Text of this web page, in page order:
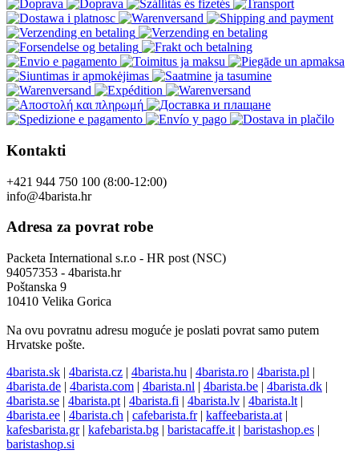
Kontakti
+421 944 750 100 (8:00-12:00)
info@4barista.hr
Adresa za povrat robe
Packeta International s.r.o - HR post (NSC)
94057353 - 4barista.hr
Poštanska 9
10410 Velika Gorica
Na ovu povratnu adresu moguće je poslati povrat samo putem
Hrvatske pošte.
4barista.sk | 4barista.cz | 4barista.hu | 4barista.ro | 4barista.pl |
4barista.de | 4barista.com | 4barista.nl | 4barista.be | 4barista.dk |
4barista.se | 4barista.pt | 4barista.fi | 4barista.lv | 4barista.lt |
4barista.ee | 4barista.ch | cafebarista.fr| kaffeebarista.at |
kafesbarista.gr| kafebarista.bg | baristacaffe.it | baristashop.es |
baristashop.si